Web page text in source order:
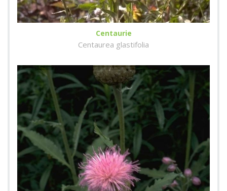
Centaurie
Centaurea glastifolia